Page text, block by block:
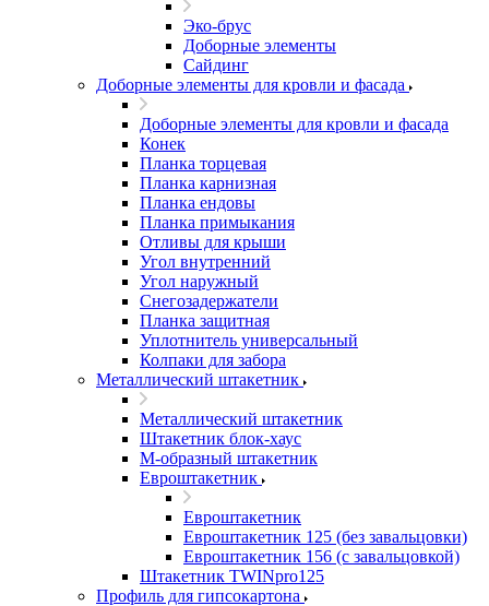
Эко-брус
Доборные элементы
Сайдинг
Доборные элементы для кровли и фасада
Доборные элементы для кровли и фасада
Конек
Планка торцевая
Планка карнизная
Планка ендовы
Планка примыкания
Отливы для крыши
Угол внутренний
Угол наружный
Снегозадержатели
Планка защитная
Уплотнитель универсальный
Колпаки для забора
Металлический штакетник
Металлический штакетник
Штакетник блок-хаус
М-образный штакетник
Евроштакетник
Евроштакетник
Евроштакетник 125 (без завальцовки)
Евроштакетник 156 (с завальцовкой)
Штакетник TWINpro125
Профиль для гипсокартона